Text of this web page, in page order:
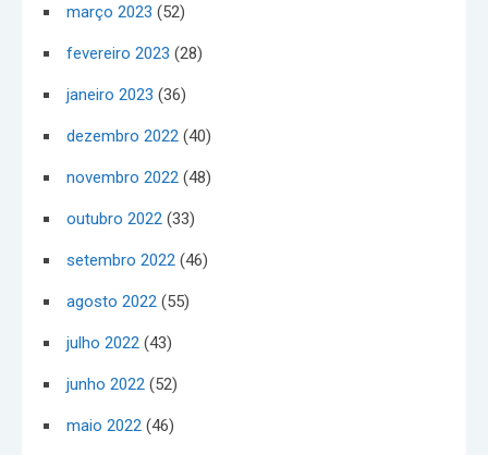
março 2023 (52)
fevereiro 2023 (28)
janeiro 2023 (36)
dezembro 2022 (40)
novembro 2022 (48)
outubro 2022 (33)
setembro 2022 (46)
agosto 2022 (55)
julho 2022 (43)
junho 2022 (52)
maio 2022 (46)